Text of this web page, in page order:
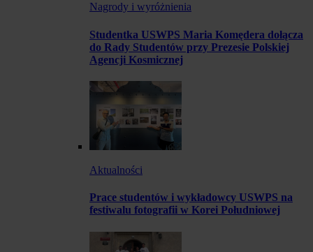
Nagrody i wyróżnienia
Studentka USWPS Maria Komędera dołącza
do Rady Studentów przy Prezesie Polskiej
Agencji Kosmicznej
Aktualności
Prace studentów i wykładowcy USWPS na
festiwalu fotografii w Korei Południowej